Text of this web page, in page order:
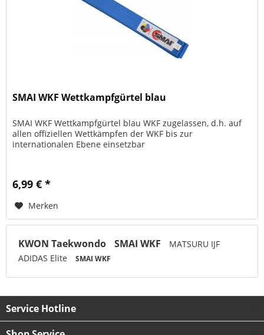
SMAI WKF Wettkampfgürtel blau
SMAI WKF Wettkampfgürtel blau WKF zugelassen, d.h. auf
allen offiziellen Wettkämpfen der WKF bis zur
internationalen Ebene einsetzbar
6,99 € *
Merken
KWON Taekwondo SMAI WKF
MATSURU IJF
ADIDAS Elite
SMAI WKF
Service Hotline